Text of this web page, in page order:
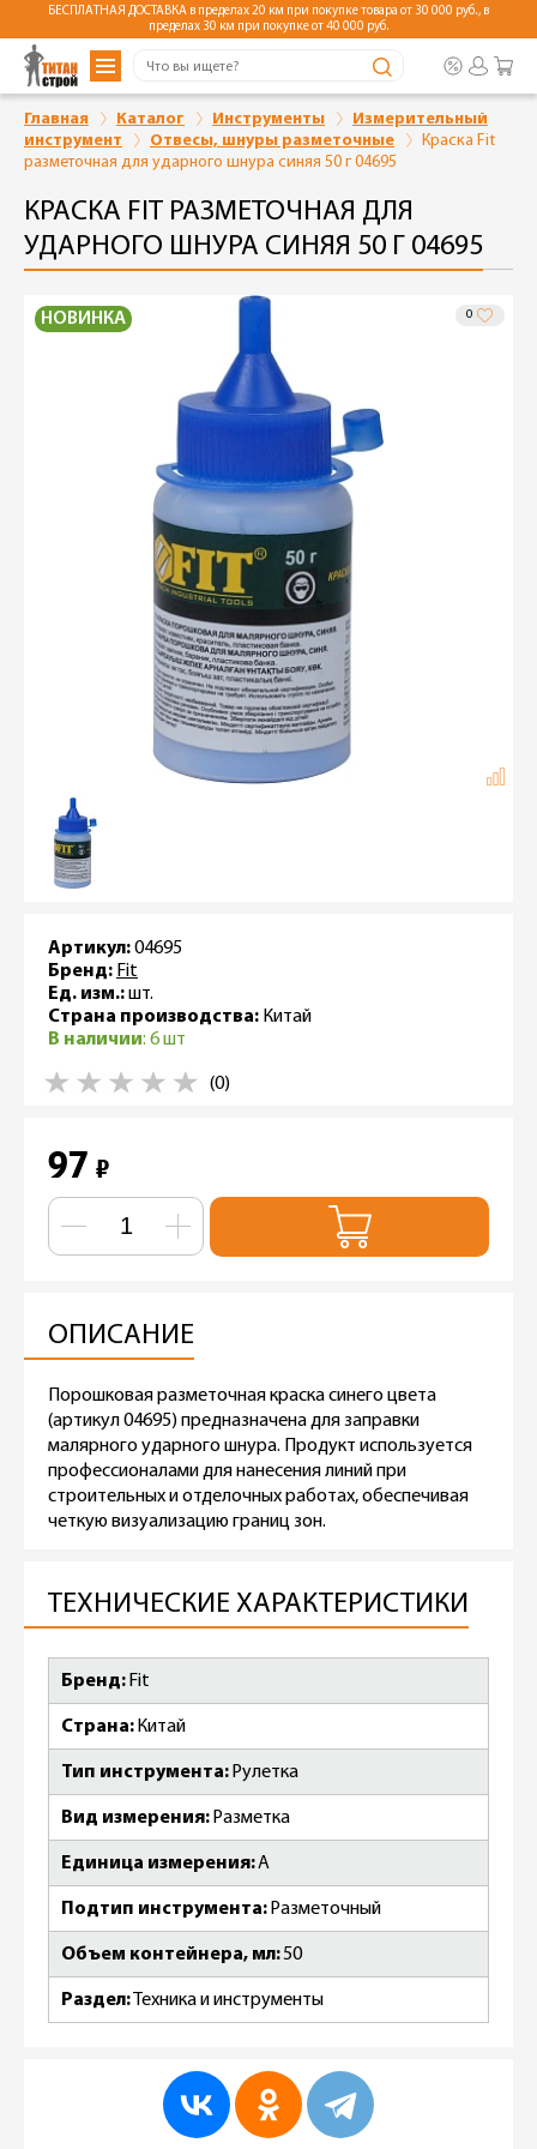
БЕСПЛАТНАЯ ДОСТАВКА в пределах 20 км при покупке товара от 30 000 руб., в
пределах 30 км при покупке от 40 000 руб.
Главная Каталог Инструменты
Измерительный
инструмент
Отвесы, шнуры разметочные
Краска Fit
разметочная для ударного шнура синяя 50 г 04695
КРАСКА FIT РАЗМЕТОЧНАЯ ДЛЯ
УДАРНОГО ШНУРА СИНЯЯ 50 Г 04695
0
НОВИНКА
Артикул:04695
Бренд: Fit
Ед. изм.:шт.
Страна производства: Китай
В наличии: 6 шт
(0)
97 ₽
ОПИСАНИЕ
Порошковая разметочная краска синего цвета
(артикул 04695) предназначена для заправки
малярного ударного шнура. Продукт используется
профессионалами для нанесения линий при
строительных и отделочных работах, обеспечивая
четкую визуализацию границ зон.
ТЕХНИЧЕСКИЕ ХАРАКТЕРИСТИКИ
Бренд Fit
Страна Китай
Тип инструмента Рулетка
Вид измерения Разметка
Единица измеренияА
Подтип инструмента Разметочный
Объем контейнера, мл50
Раздел Техника и инструменты